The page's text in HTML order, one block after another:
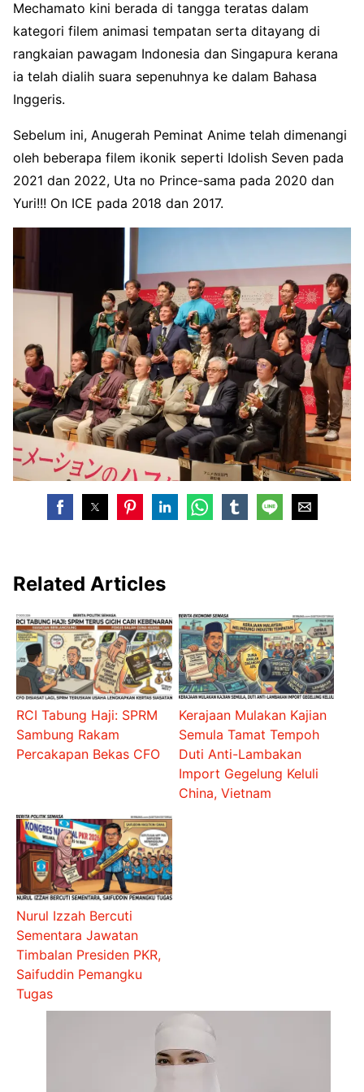
Mechamato kini berada di tangga teratas dalam
kategori filem animasi tempatan serta ditayang di
rangkaian pawagam Indonesia dan Singapura kerana
ia telah dialih suara sepenuhnya ke dalam Bahasa
Inggeris.
Sebelum ini, Anugerah Peminat Anime telah dimenangi
oleh beberapa filem ikonik seperti Idolish Seven pada
2021 dan 2022, Uta no Prince-sama pada 2020 dan
Yuri!!! On ICE pada 2018 dan 2017.
Related Articles
RCI Tabung Haji: SPRM
Sambung Rakam
Percakapan Bekas CFO
Kerajaan Mulakan Kajian
Semula Tamat Tempoh
Duti Anti-Lambakan
Import Gegelung Keluli
China, Vietnam
Nurul Izzah Bercuti
Sementara Jawatan
Timbalan Presiden PKR,
Saifuddin Pemangku
Tugas